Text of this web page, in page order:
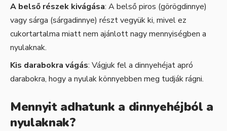
A belső részek kivágása: A belső piros (görögdinnye)
vagy sárga (sárgadinnye) részt vegyük ki, mivel ez
cukortartalma miatt nem ajánlott nagy mennyiségben a
nyulaknak.
Kis darabokra vágás: Vágjuk fel a dinnyehéjat apró
darabokra, hogy a nyulak könnyebben meg tudják rágni.
Mennyit adhatunk a dinnyehéjból a
nyulaknak?